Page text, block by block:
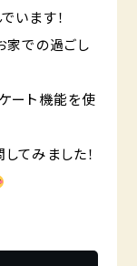
います！
家での過ごし
ート機能を使
てみました！